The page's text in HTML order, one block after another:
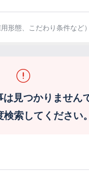
形態、こだわり条件など）
見つかりません
索してください